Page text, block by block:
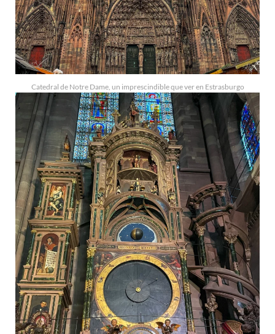
Catedral de Notre Dame, un imprescindible que ver en Estrasburgo